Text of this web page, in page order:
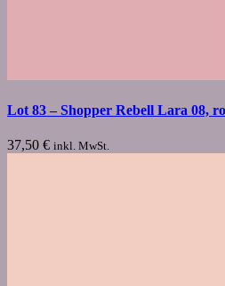
Lot 83 – Shopper Rebell Lara 08,
37,50 € inkl. MwSt.